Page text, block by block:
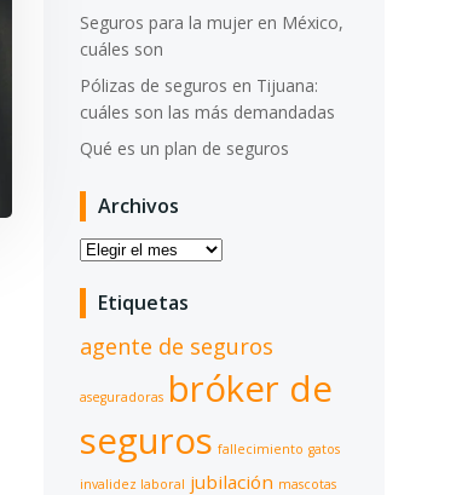
Seguros para la mujer en México,
cuáles son
Pólizas de seguros en Tijuana:
cuáles son las más demandadas
Qué es un plan de seguros
Archivos
Archivos
Etiquetas
agente de seguros
aseguradoras bróker de
seguros fallecimiento gatos
invalidez laboral jubilación mascotas